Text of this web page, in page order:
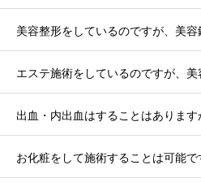
美容整形をしているのですが、美容
エステ施術をしているのですが、美
出血・内出血はすることはあります
お化粧をして施術することは可能で